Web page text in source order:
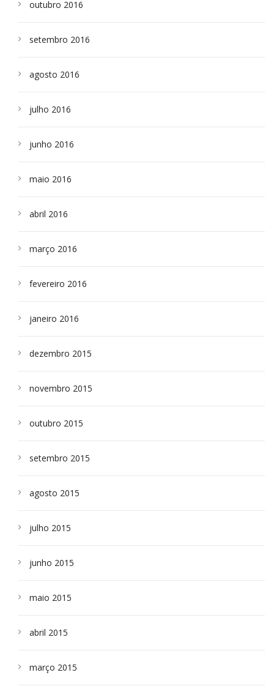
outubro 2016
setembro 2016
agosto 2016
julho 2016
junho 2016
maio 2016
abril 2016
março 2016
fevereiro 2016
janeiro 2016
dezembro 2015
novembro 2015
outubro 2015
setembro 2015
agosto 2015
julho 2015
junho 2015
maio 2015
abril 2015
março 2015